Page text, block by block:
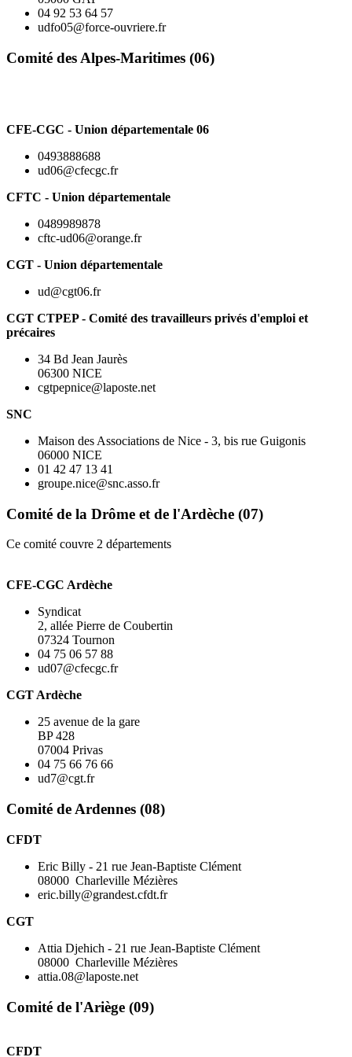
04 92 53 64 57
udfo05@force-ouvriere.fr
Comité des Alpes-Maritimes (06)
CFE-CGC - Union départementale 06
0493888688
ud06@cfecgc.fr
CFTC - Union départementale
0489989878
cftc-ud06@orange.fr
CGT - Union départementale
ud@cgt06.fr
CGT CTPEP - Comité des travailleurs privés d'emploi et
précaires
34 Bd Jean Jaurès
06300 NICE
cgtpepnice@laposte.net
SNC
Maison des Associations de Nice - 3, bis rue Guigonis
06000 NICE
01 42 47 13 41
groupe.nice@snc.asso.fr
Comité de la Drôme et de l'Ardèche (07)
Ce comité couvre 2 départements
CFE-CGC Ardèche
Syndicat
2, allée Pierre de Coubertin
07324 Tournon
04 75 06 57 88
ud07@cfecgc.fr
CGT Ardèche
25 avenue de la gare
BP 428
07004 Privas
04 75 66 76 66
ud7@cgt.fr
Comité de Ardennes (08)
CFDT
Eric Billy - 21 rue Jean-Baptiste Clément
08000 Charleville Mézières
eric.billy@grandest.cfdt.fr
CGT
Attia Djehich - 21 rue Jean-Baptiste Clément
08000 Charleville Mézières
attia.08@laposte.net
Comité de l'Ariège (09)
CFDT